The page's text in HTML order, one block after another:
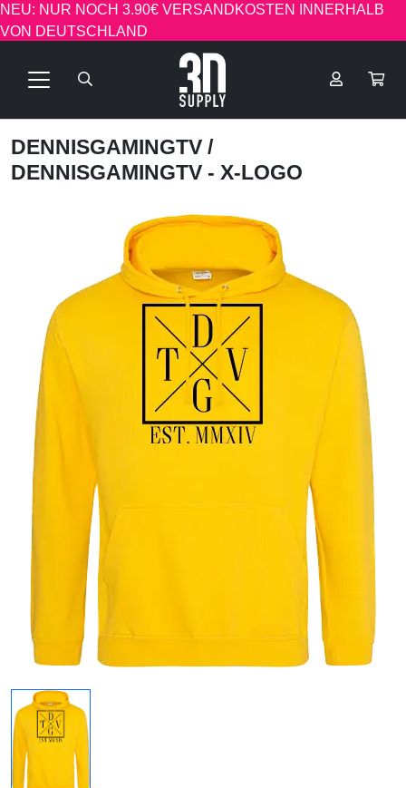
NEU: NUR NOCH 3.90€ VERSANDKOSTEN INNERHALB
VON DEUTSCHLAND
DENNISGAMINGTV /
DENNISGAMINGTV - X-LOGO